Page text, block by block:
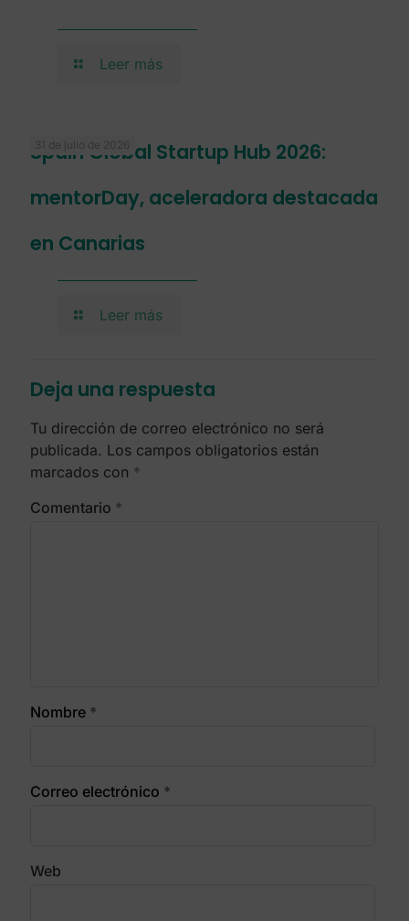
Leer más
31 de julio de 2026
Spain Global Startup Hub 2026:
mentorDay, aceleradora destacada
en Canarias
Leer más
Deja una respuesta
Tu dirección de correo electrónico no será
publicada. Los campos obligatorios están
marcados con *
Comentario *
Nombre *
Correo electrónico *
Web